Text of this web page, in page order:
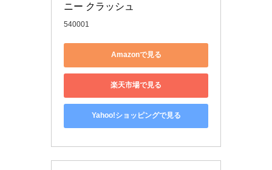
ニー クラッシュ
540001
Amazonで見る
楽天市場で見る
Yahoo!ショッピングで見る